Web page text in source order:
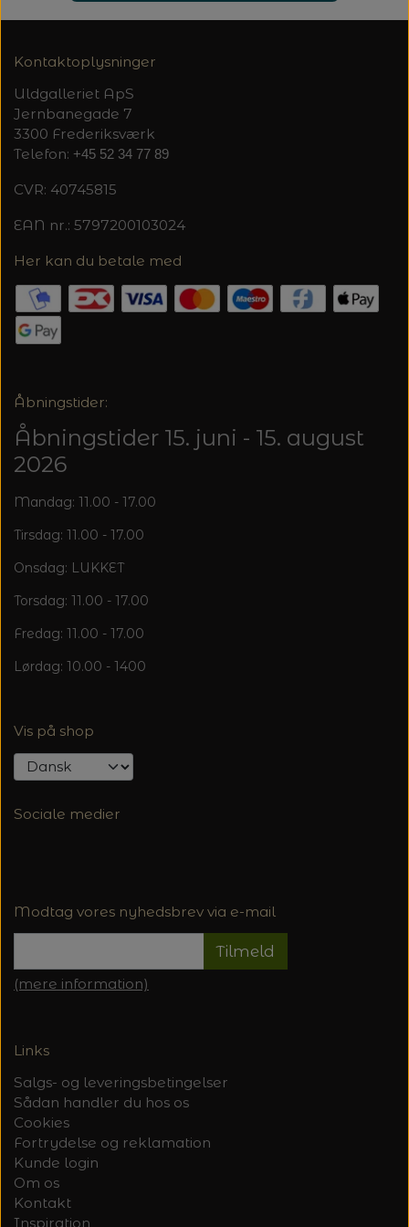
Kontaktoplysninger
Uldgalleriet ApS
Jernbanegade 7
3300 Frederiksværk
Telefon: +45 52 34 77 89
CVR: 40745815
EAN nr.: 5797200103024
Her kan du betale med
Åbningstider:
Åbningstider 15. juni - 15. august
2026
Mandag: 11.00 - 17.00
Tirsdag: 11.00 - 17.00
Onsdag: LUKKET
Torsdag: 11.00 - 17.00
Fredag: 11.00 - 17.00
Lørdag: 10.00 - 1400
Vis på shop
Sociale medier
Modtag vores nyhedsbrev via e-mail
Tilmeld
(mere information)
Links
Salgs- og leveringsbetingelser
Sådan handler du hos os
Cookies
Fortrydelse og reklamation
Kunde login
Om os
Kontakt
Inspiration